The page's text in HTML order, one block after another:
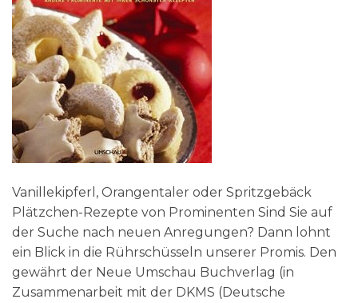
Vanillekipferl, Orangentaler oder Spritzgebäck
Plätzchen-Rezepte von Prominenten Sind Sie auf
der Suche nach neuen Anregungen? Dann lohnt
ein Blick in die Rührschüsseln unserer Promis. Den
gewährt der Neue Umschau Buchverlag (in
Zusammenarbeit mit der DKMS (Deutsche